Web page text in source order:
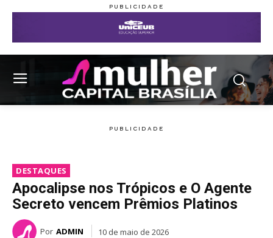
DESTAQUES
Apocalipse nos Trópicos e O Agente
Secreto vencem Prêmios Platinos
Por ADMIN 10 de maio de 2026